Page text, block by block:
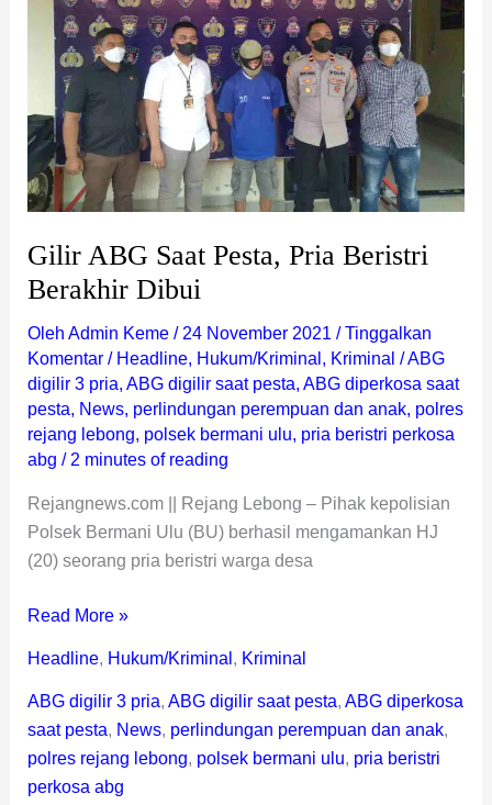
Gilir ABG Saat Pesta, Pria Beristri
Berakhir Dibui
Oleh Admin Keme / 24 November 2021 /Tinggalkan
Komentar / Headline, Hukum/Kriminal , Kriminal /ABG
digilir 3 pria, ABG digilir saat pesta, ABG diperkosa saat
pesta, News, perlindungan perempuan dan anak, polres
rejang lebong, polsek bermani ulu, pria beristri perkosa
abg / 2 minutes of reading
Rejangnews.com || Rejang Lebong – Pihak kepolisian
Polsek Bermani Ulu (BU) berhasil mengamankan HJ
(20) seorang pria beristri warga desa
Pria
Beristri
Berakhir
Dibui
Read More »
Headline, Hukum/Kriminal , Kriminal
ABG digilir 3 pria, ABG digilir saat pesta, ABG diperkosa
saat pesta, News, perlindungan perempuan dan anak,
polres rejang lebong, polsek bermani ulu, pria beristri
perkosa abg